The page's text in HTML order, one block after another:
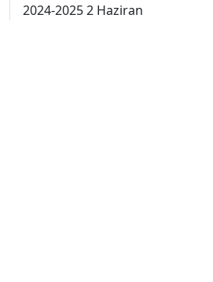
2024-2025 2 Haziran